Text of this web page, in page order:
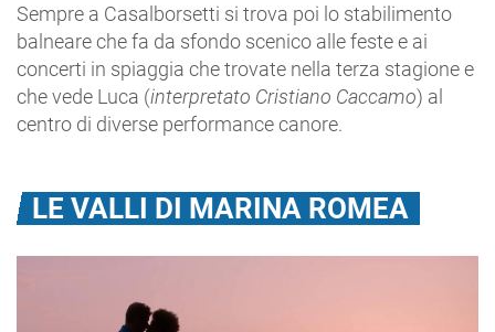
Sempre a Casalborsetti si trova poi lo stabilimento
balneare che fa da sfondo scenico alle feste e ai
concerti in spiaggia che trovate nella terza stagione e
che vede Luca (interpretato Cristiano Caccamo) al
centro di diverse performance canore.
LE VALLI DI MARINA ROMEA